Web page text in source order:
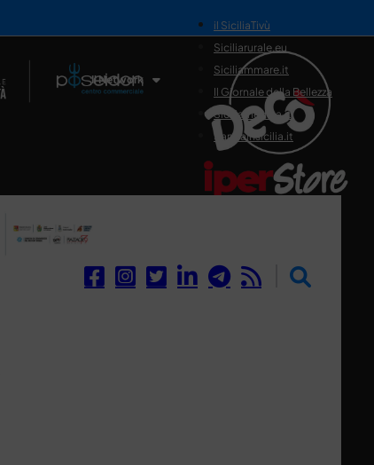
Il Network
il SiciliaTivù
Siciliarurale.eu
Siciliammare.it
Il Giornale della Bellezza
Siciliamedica.it
Sanitainsicilia.it